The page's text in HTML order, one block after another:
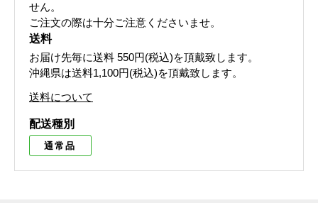
せん。
ご注文の際は十分ご注意くださいませ。
送料
お届け先毎に送料 550円(税込)を頂戴致します。
沖縄県は送料1,100円(税込)を頂戴致します。
送料について
配送種別
通常品